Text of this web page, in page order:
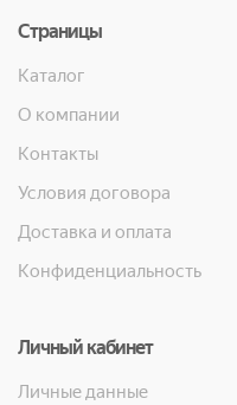
Страницы
Каталог
О компании
Контакты
Условия договора
Доставка и оплата
Конфиденциальность
Личный кабинет
Личные данные